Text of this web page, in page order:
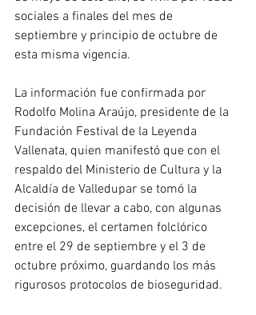
sociales a finales del mes de
septiembre y principio de octubre de
esta misma vigencia.
La información fue confirmada por
Rodolfo Molina Araújo, presidente de la
Fundación Festival de la Leyenda
Vallenata, quien manifestó que con el
respaldo del Ministerio de Cultura y la
Alcaldía de Valledupar se tomó la
decisión de llevar a cabo, con algunas
excepciones, el certamen folclórico
entre el 29 de septiembre y el 3 de
octubre próximo, guardando los más
rigurosos protocolos de bioseguridad.